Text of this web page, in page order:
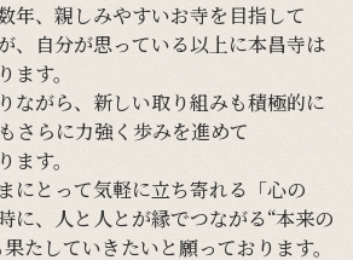
年、 親しみやすいお寺を目指して
自分が思っている以上に本昌寺は
ます。
ながら、 新しい取り組みも積極的に
さらに力強く 歩みを進めて
ます。
にとって気軽に立ち寄れる 「心の
に、 人と 人とが縁でつながる“本来の
果たしていきたいと願っております。